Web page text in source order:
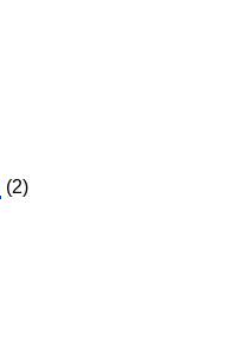
(2)